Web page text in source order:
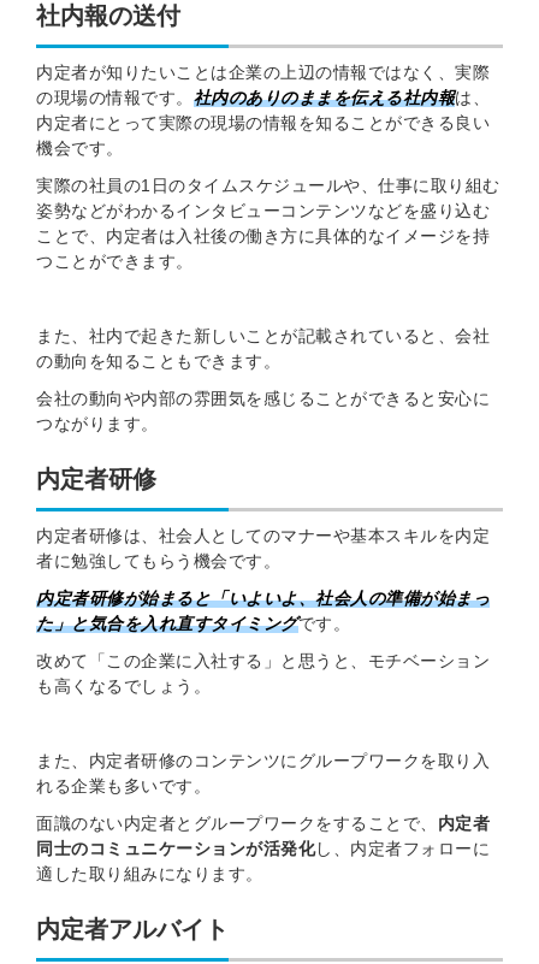
社内報の送付
内定者が知りたいことは企業の上辺の情報ではなく、実際
の現場の情報です。 社内のありのままを伝える社内報は、
内定者にとって実際の現場の情報を知ることができる良い
機会です。
実際の社員の1日のタイムスケジュールや、仕事に取り組む
姿勢などがわかるインタビューコンテンツなどを盛り込む
ことで、内定者は入社後の働き方に具体的なイメージを持
つことができます。
また、社内で起きた新しいことが記載されていると、会社
の動向を知ることもできます。
会社の動向や内部の雰囲気を感じることができると安心に
つながります。
内定者研修
内定者研修は、社会人としてのマナーや基本スキルを内定
者に勉強してもらう機会です。
内定者研修が始まると「いよいよ、社会人の準備が始まっ
た」と気合を入れ直すタイミングです。
改めて「この企業に入社する」と思うと、モチベーション
も高くなるでしょう。
また、内定者研修のコンテンツにグループワークを取り入
れる企業も多いです。
面識のない内定者とグループワークをすることで、 内定者
同士のコミュニケーションが活発化し、内定者フォローに
適した取り組みになります。
内定者アルバイト